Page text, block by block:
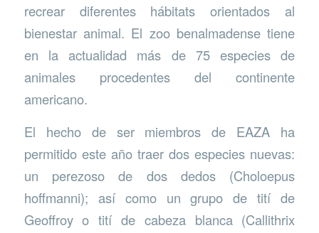
recrear diferentes hábitats orientados al
bienestar animal. El zoo benalmadense tiene
en la actualidad más de 75 especies de
animales procedentes del continente
americano.
El hecho de ser miembros de EAZA ha
permitido este año traer dos especies nuevas:
un perezoso de dos dedos (Choloepus
hoffmanni); así como un grupo de tití de
Geoffroy o tití de cabeza blanca (Callithrix